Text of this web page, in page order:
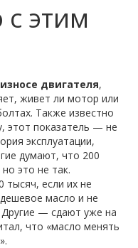
с этим
двигателя,
живет ли мотор или
. Также известно
, этот показатель — не
эксплуатации,
думают, что 200
это не так.
тысяч, если их не
масло и не
Другие — сдают уже на
что «масло менять